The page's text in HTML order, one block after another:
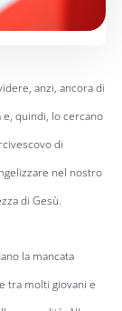
anzi, ancora di
quindi, lo cercano
di
nel nostro
di Gesù.
la mancata
tra molti giovani e